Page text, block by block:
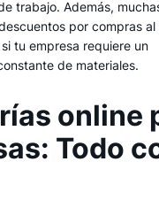
trabajo. Además,
por compras al
tu empresa requiere un
de materiales.
online
Todo